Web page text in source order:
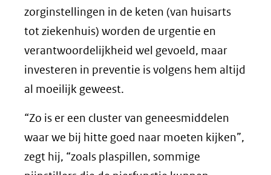
zorginstellingen in de keten (van huisarts
tot ziekenhuis) worden de urgentie en
verantwoordelijkheid wel gevoeld, maar
investeren in preventie is volgens hem altijd
al moeilijk geweest.
“Zo is er een cluster van geneesmiddelen
waar we bij hitte goed naar moeten kijken”,
zegt hij, “zoals plaspillen, sommige